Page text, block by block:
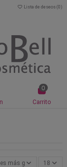
Lista de deseos (0 )
0
Carrito
más grandes primero
18